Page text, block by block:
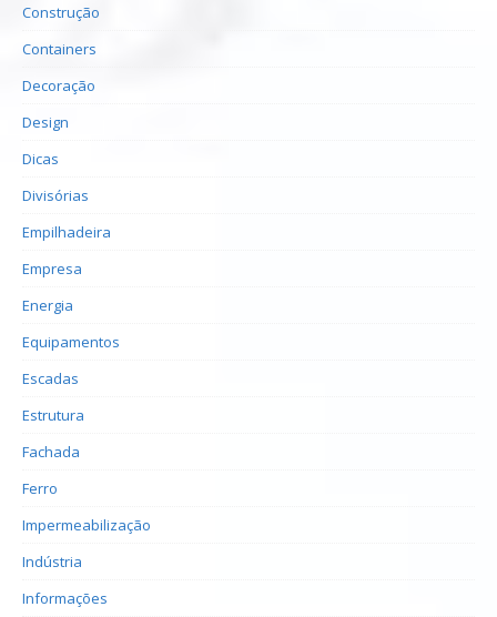
Construção
Containers
Decoração
Design
Dicas
Divisórias
Empilhadeira
Empresa
Energia
Equipamentos
Escadas
Estrutura
Fachada
Ferro
Impermeabilização
Indústria
Informações